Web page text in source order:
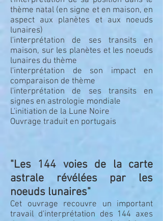
thème natal (en signe et en maison, en
aspect aux planètes et aux noeuds
lunaires)
l'interprétation de ses transits en
maison, sur les planètes et les noeuds
lunaires du thème
l'interprétation de son impact en
comparaison de thème
l'interprétation de ses transits en
signes en astrologie mondiale
L'initiation de la Lune Noire
Ouvrage traduit en portugais
"Les 144 voies de la carte
astrale révélées par les
noeuds lunaires"
Cet ouvrage recouvre un important
travail d'interprétation des 144 axes